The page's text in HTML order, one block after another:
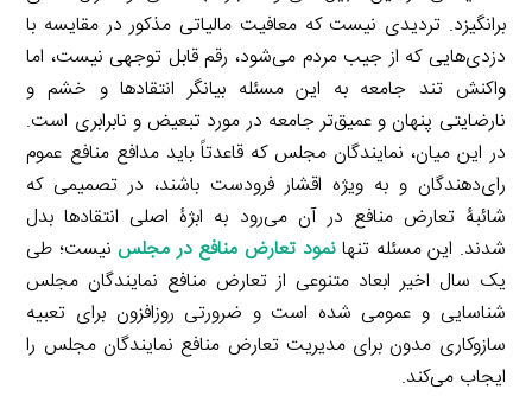
برانگیزد. تردیدی نیست که معافیت مالیاتی مذکور در مقایسه با
دزدی‌هایی که از جیب مردم می‌شود، رقم قابل توجهی نیست، اما
واکنش تند جامعه به این مسئله بیانگر انتقادها و خشم و
نارضایتی پنهان و عمیق‌تر جامعه در مورد تبعیض و نابرابری است.
در این میان، نمایندگان مجلس که قاعدتاً باید مدافع منافع عموم
رای‌دهندگان و به ویژه اقشار فرودست باشند، در تصمیمی که
شائبۀ تعارض منافع در آن می‌رود به ابژۀ اصلی انتقادها بدل
شدند. این مسئله تنهانمود تعارض منافع در مجلس نیست؛ طی
یک سال اخیر ابعاد متنوعی از تعارض منافع نمایندگان مجلس
شناسایی و عمومی شده است و ضرورتی روزافزون برای تعبیه
سازوکاری مدون برای مدیریت تعارض منافع نمایندگان مجلس را
ایجاب می‌کند.